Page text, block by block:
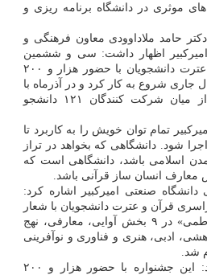
های موثری در دانشگاه برنامه ریزی و
حامد ملاداوودی معاون فرهنگی و
امیرکبیر اظهار داشت: سی و ششمین
دانشجویان با حضور هزار و ۲۰۰
جاری شروع به کار کرد و در آذرماه با
حضور داوران بین المللی از میان شرکت کنندگان ۱۲۱ دانشجو
تمام توان خویش را به کاربرد تا
شود. دانشگاهی که بخواهد در تراز
اسلامی باشد، دانشگاهی است که
انسان ساز قرآنی باشد.
صنعتی امیرکبیر اشاره کرد:
قرآن و عترت دانشجویان با شعار
«دانشگاه قرآنی، بصیرت فاطمی» در ۹ بخش آوایی، معارفی، نهج
ادبی، هنری و فناوری و نوآفرینی
دکتر ملا داوودی عنوان کرد: این جشنواره با حضور هزار و ۲۰۰